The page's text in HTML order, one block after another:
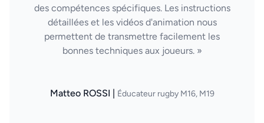
des compétences spécifiques. Les instructions
détaillées et les vidéos d'animation nous
permettent de transmettre facilement les
bonnes techniques aux joueurs. »
Matteo ROSSI | Éducateur rugby M16, M19